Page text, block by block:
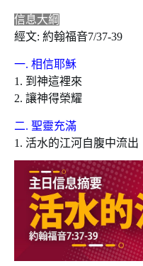
信息大綱
經文: 約翰福音7/37-39
一. 相信耶穌
1. 到神這裡來
2. 讓神得榮耀
二. 聖靈充滿
1. 活水的江河自腹中流出